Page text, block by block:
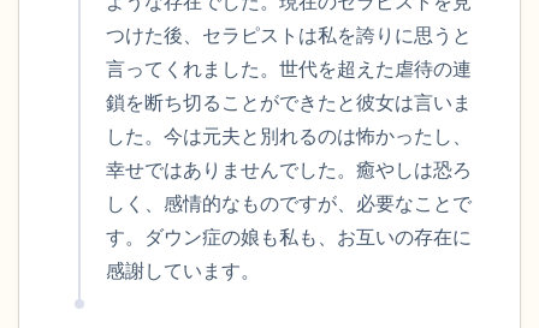
つけた後、セラピストは私を誇りに思うと
言ってくれました。世代を超えた虐待の連
鎖を断ち切ることができたと彼女は言いま
した。今は元夫と別れるのは怖かったし、
幸せではありませんでした。癒やしは恐ろ
しく、感情的なものですが、必要なことで
す。ダウン症の娘も私も、お互いの存在に
感謝しています。